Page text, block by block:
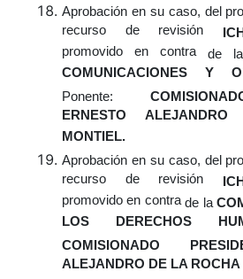
Aprobación en su caso, del
recurso de revisión
promovido en contra
de
COMUNICACIONES Y
Ponente:
ERNESTO
MONTIEL.
Aprobación en su caso, del
recurso de revisión
promovido en contrade la
LOS DERECHOS
COMISIONADO
ALEJANDRO DE LA